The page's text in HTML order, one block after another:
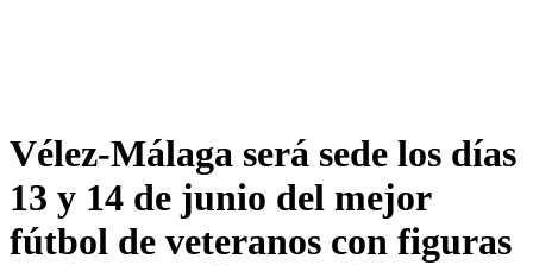
Vélez-Málaga será sede los días
13 y 14 de junio del mejor
fútbol de veteranos con figuras